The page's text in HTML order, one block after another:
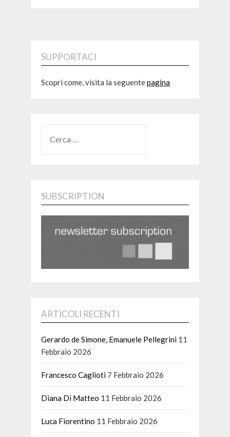
SUPPORTACI
Scopri come, visita la seguentepagina
PER:
SUBSCRIPTION
ARTICOLI RECENTI
Gerardo de Simone, Emanuele Pellegrini 11
Febbraio 2026
Francesco Caglioti 7 Febbraio 2026
Diana Di Matteo 11 Febbraio 2026
Luca Fiorentino 11 Febbraio 2026